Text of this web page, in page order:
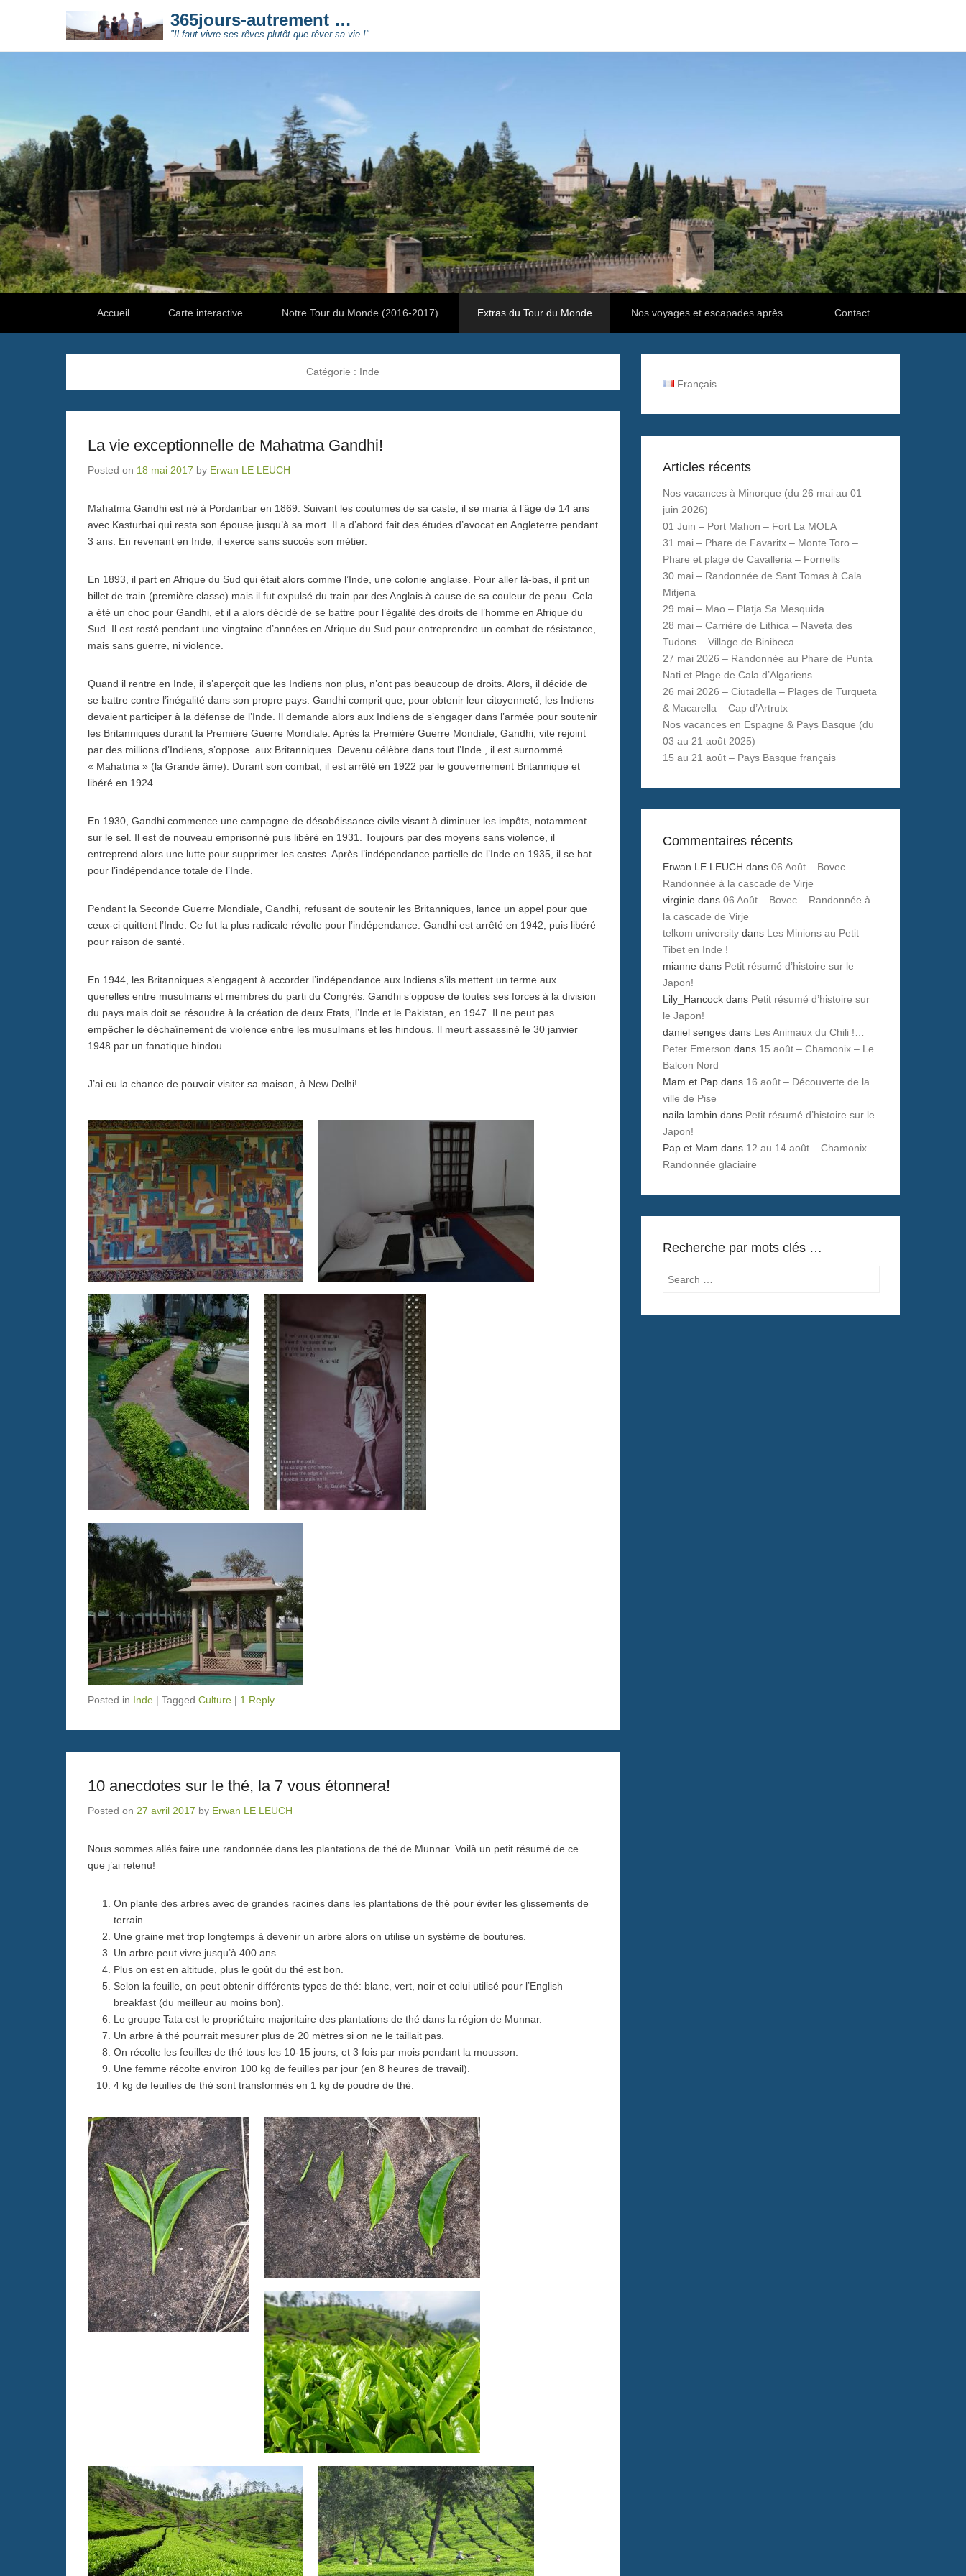
365jours-autrement …
"Il faut vivre ses rêves plutôt que rêver sa vie !"
Accueil
Carte interactive Notre Tour du Monde (2016-2017) Extras du Tour du Monde Nos voyages et escapades après … Contact
Catégorie : Inde
La vie exceptionnelle de Mahatma Gandhi!
Posted on 18 mai 2017 by Erwan LE LEUCH
Mahatma Gandhi est né à Pordanbar en 1869. Suivant les coutumes de sa caste, il se maria à l’âge de 14 ans
avec Kasturbai qui resta son épouse jusqu’à sa mort. Il a d’abord fait des études d’avocat en Angleterre pendant
3 ans. En revenant en Inde, il exerce sans succès son métier.
En 1893, il part en Afrique du Sud qui était alors comme l’Inde, une colonie anglaise. Pour aller là-bas, il prit un
billet de train (première classe) mais il fut expulsé du train par des Anglais à cause de sa couleur de peau. Cela
a été un choc pour Gandhi, et il a alors décidé de se battre pour l’égalité des droits de l’homme en Afrique du
Sud. Il est resté pendant une vingtaine d’années en Afrique du Sud pour entreprendre un combat de résistance,
mais sans guerre, ni violence.
Quand il rentre en Inde, il s’aperçoit que les Indiens non plus, n’ont pas beaucoup de droits. Alors, il décide de
se battre contre l’inégalité dans son propre pays. Gandhi comprit que, pour obtenir leur citoyenneté, les Indiens
devaient participer à la défense de l’Inde. Il demande alors aux Indiens de s’engager dans l’armée pour soutenir
les Britanniques durant la Première Guerre Mondiale. Après la Première Guerre Mondiale, Gandhi, vite rejoint
par des millions d’Indiens, s’oppose aux Britanniques. Devenu célèbre dans tout l’Inde , il est surnommé
« Mahatma » (la Grande âme). Durant son combat, il est arrêté en 1922 par le gouvernement Britannique et
libéré en 1924.
En 1930, Gandhi commence une campagne de désobéissance civile visant à diminuer les impôts, notamment
sur le sel. Il est de nouveau emprisonné puis libéré en 1931. Toujours par des moyens sans violence, il
entreprend alors une lutte pour supprimer les castes. Après l’indépendance partielle de l’Inde en 1935, il se bat
pour l’indépendance totale de l’Inde.
Pendant la Seconde Guerre Mondiale, Gandhi, refusant de soutenir les Britanniques, lance un appel pour que
ceux-ci quittent l’Inde. Ce fut la plus radicale révolte pour l’indépendance. Gandhi est arrêté en 1942, puis libéré
pour raison de santé.
En 1944, les Britanniques s’engagent à accorder l’indépendance aux Indiens s’ils mettent un terme aux
querelles entre musulmans et membres du parti du Congrès. Gandhi s’oppose de toutes ses forces à la division
du pays mais doit se résoudre à la création de deux Etats, l’Inde et le Pakistan, en 1947. Il ne peut pas
empêcher le déchaînement de violence entre les musulmans et les hindous. Il meurt assassiné le 30 janvier
1948 par un fanatique hindou.
J’ai eu la chance de pouvoir visiter sa maison, à New Delhi!
Posted in Inde | Tagged Culture | 1 Reply
10 anecdotes sur le thé, la 7 vous étonnera!
Posted on 27 avril 2017 by Erwan LE LEUCH
Nous sommes allés faire une randonnée dans les plantations de thé de Munnar. Voilà un petit résumé de ce
que j’ai retenu!
On plante des arbres avec de grandes racines dans les plantations de thé pour éviter les glissements de
terrain.
Une graine met trop longtemps à devenir un arbre alors on utilise un système de boutures.
Un arbre peut vivre jusqu’à 400 ans.
Plus on est en altitude, plus le goût du thé est bon.
Selon la feuille, on peut obtenir différents types de thé: blanc, vert, noir et celui utilisé pour l’English
breakfast (du meilleur au moins bon).
Le groupe Tata est le propriétaire majoritaire des plantations de thé dans la région de Munnar.
Un arbre à thé pourrait mesurer plus de 20 mètres si on ne le taillait pas.
On récolte les feuilles de thé tous les 10-15 jours, et 3 fois par mois pendant la mousson.
Une femme récolte environ 100 kg de feuilles par jour (en 8 heures de travail).
4 kg de feuilles de thé sont transformés en 1 kg de poudre de thé.
Français
Articles récents
Nos vacances à Minorque (du 26 mai au 01
juin 2026)
01 Juin – Port Mahon – Fort La MOLA
31 mai – Phare de Favaritx – Monte Toro –
Phare et plage de Cavalleria – Fornells
30 mai – Randonnée de Sant Tomas à Cala
Mitjena
29 mai – Mao – Platja Sa Mesquida
28 mai – Carrière de Lithica – Naveta des
Tudons – Village de Binibeca
27 mai 2026 – Randonnée au Phare de Punta
Nati et Plage de Cala d’Algariens
26 mai 2026 – Ciutadella – Plages de Turqueta
& Macarella – Cap d’Artrutx
Nos vacances en Espagne & Pays Basque (du
03 au 21 août 2025)
15 au 21 août – Pays Basque français
Commentaires récents
Erwan LE LEUCH dans 06 Août – Bovec –
Randonnée à la cascade de Virje
virginie dans 06 Août – Bovec – Randonnée à
la cascade de Virje
telkom university dans Les Minions au Petit
Tibet en Inde !
mianne dans Petit résumé d’histoire sur le
Japon!
Lily_Hancock dans Petit résumé d’histoire sur
le Japon!
daniel senges dans Les Animaux du Chili !…
Peter Emerson dans 15 août – Chamonix – Le
Balcon Nord
Mam et Pap dans 16 août – Découverte de la
ville de Pise
naila lambin dans Petit résumé d’histoire sur le
Japon!
Pap et Mam dans 12 au 14 août – Chamonix –
Randonnée glaciaire
Recherche par mots clés …
Search